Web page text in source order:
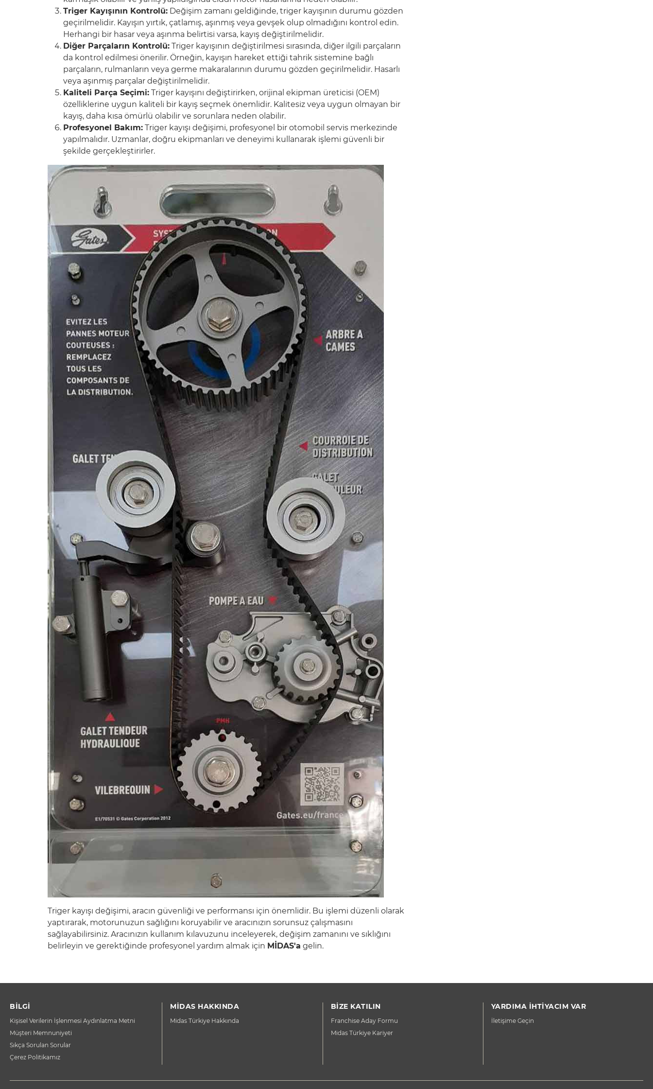
Triger Kayışının Kontrolü: Değişim zamanı geldiğinde, triger kayışının durumu gözden
geçirilmelidir. Kayışın yırtık, çatlamış, aşınmış veya gevşek olup olmadığını kontrol edin.
Herhangi bir hasar veya aşınma belirtisi varsa, kayış değiştirilmelidir.
Diğer Parçaların Kontrolü: Triger kayışının değiştirilmesi sırasında, diğer ilgili parçaların
da kontrol edilmesi önerilir. Örneğin, kayışın hareket ettiği tahrik sistemine bağlı
parçaların, rulmanların veya germe makaralarının durumu gözden geçirilmelidir. Hasarlı
veya aşınmış parçalar değiştirilmelidir.
Kaliteli Parça Seçimi: Triger kayışını değiştirirken, orijinal ekipman üreticisi (OEM)
özelliklerine uygun kaliteli bir kayış seçmek önemlidir. Kalitesiz veya uygun olmayan bir
kayış, daha kısa ömürlü olabilir ve sorunlara neden olabilir.
Profesyonel Bakım: Triger kayışı değişimi, profesyonel bir otomobil servis merkezinde
yapılmalıdır. Uzmanlar, doğru ekipmanları ve deneyimi kullanarak işlemi güvenli bir
şekilde gerçekleştirirler.
Triger kayışı değişimi, aracın güvenliği ve performansı için önemlidir. Bu işlemi düzenli olarak
yaptırarak, motorunuzun sağlığını koruyabilir ve aracınızın sorunsuz çalışmasını
sağlayabilirsiniz. Aracınızın kullanım kılavuzunu inceleyerek, değişim zamanını ve sıklığını
belirleyin ve gerektiğinde profesyonel yardım almak için MİDAS'a gelin.
BİLGİ
Kişisel Verilerin İşlenmesi Aydınlatma Metni
Müşteri Memnuniyeti
Sıkça Sorulan Sorular
Çerez Politikamız
MİDAS HAKKINDA
Midas Türkiye Hakkında
BİZE KATILIN
Franchise Aday Formu
Midas Türkiye Kariyer
YARDIMA İHTİYACIM VAR
İletişime Geçin